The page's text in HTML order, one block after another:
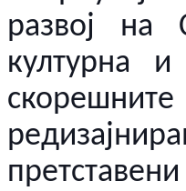
развој на
културна и